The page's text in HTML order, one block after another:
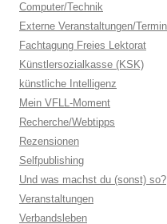
Computer/Technik
Externe Veranstaltungen/
Fachtagung Freies Lektorat
Künstlersozialkasse (KSK)
künstliche Intelligenz
Mein VFLL-Moment
Recherche/Webtipps
Rezensionen
Selfpublishing
Und was machst du (sonst) so?
Veranstaltungen
Verbandsleben